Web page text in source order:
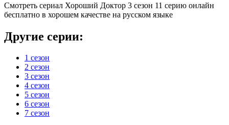
Смотреть сериал Хороший Доктор 3 сезон 11 серию онлайн
бесплатно в хорошем качестве на русском языке
Другие серии:
1 сезон
2 сезон
3 сезон
4 сезон
5 сезон
6 сезон
7 сезон